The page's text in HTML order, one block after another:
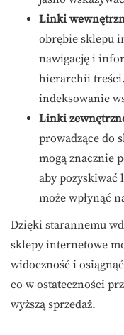
Linki
obrębie sklepu
nawigację i
hierarchii treści.
indeksowanie
Linki
prowadzące do
mogą znacznie
aby pozyskiwać
może wpłynąć
Dzięki starannemu
sklepy internetowe
widoczność i
co w ostateczności
wyższą sprzedaż.